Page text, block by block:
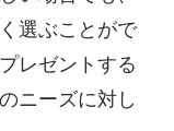
選ぶことがで
レゼントする
ニーズに対し